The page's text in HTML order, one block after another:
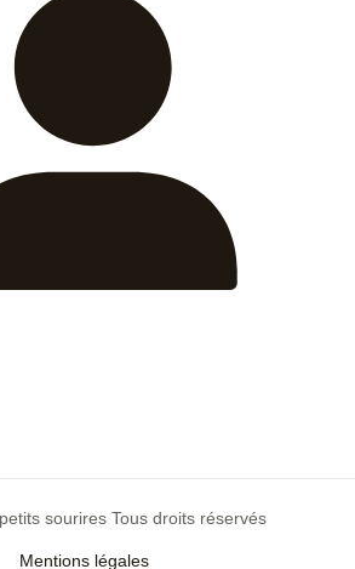
sourires Tous droits réservés
Mentions légales